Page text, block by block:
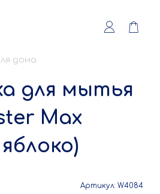
дома
для мытья
Max
Артикул: W4084